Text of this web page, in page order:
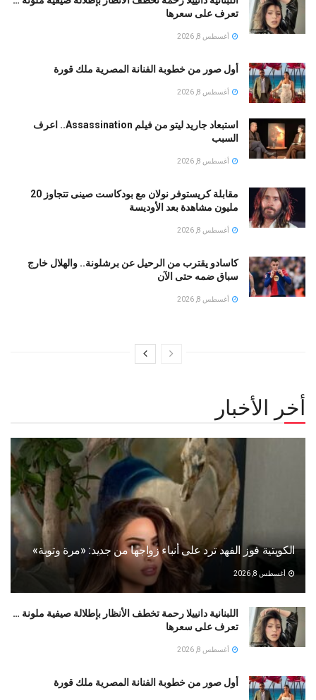
تعرف على سعرها
أغسطس 8, 2026
أول صور من خطوبة الفنانة المصرية ملك قورة
أغسطس 8, 2026
استبعاد جاريد ليتو من فيلم Assassination.. اعرف
السبب
أغسطس 8, 2026
مقابلة كريستوفر نولان مع بودكاست صينى تتجاوز 20
مليون مشاهدة بعد الأوديسة
أغسطس 8, 2026
كاسادو يقترب من الرحيل عن برشلونة.. والهلال خارج
سباق ضمه حتى الآن
أغسطس 8, 2026
أخر الأخبار
الكويتية فوز الفهد ترد على أنباء زواجها من جديد: «مرة وتوبة» ‏
أغسطس 8, 2026
اللبنانية دانييلا رحمة تخطف الأنظار بإطلالة صيفية ملونة …
تعرف على سعرها
أغسطس 8, 2026
أول صور من خطوبة الفنانة المصرية ملك قورة